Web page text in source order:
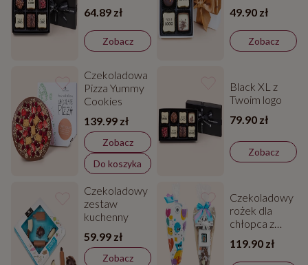
64.89 zł
Zobacz
49.90 zł
Zobacz
Czekoladowa
Pizza Yummy
Cookies
139.99 zł
Zobacz
Do koszyka
Black XL z
Twoim logo
79.90 zł
Zobacz
Czekoladowy
zestaw
kuchenny
59.99 zł
Zobacz
Czekoladowy
rożek dla
chłopca z
zdjęciem
119.90 zł